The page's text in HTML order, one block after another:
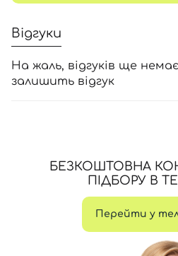
Відгуки
На жаль, відгуків ще
залишить відгук
БЕЗКОШТОВНА
ПІДБОРУ В
Перейти у